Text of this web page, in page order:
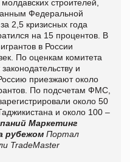
строителей,
Федеральной
2,5 кризисных года
на 15 процентов. В
в России
По оценкам комитета
и
приезжают около
По подсчетам ФМС,
около 50
и около 100 –
Маркетинг
рубежом Портал
TradeMaster